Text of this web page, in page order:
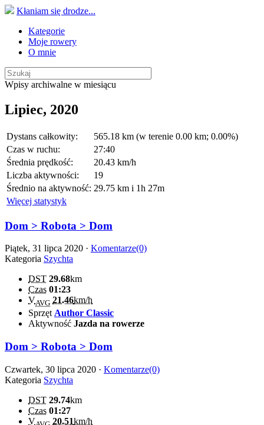
Kłaniam się drodze...
Kategorie
Moje rowery
O mnie
Wpisy archiwalne w miesiącu
Lipiec, 2020
Dystans całkowity:
565.18 km (w terenie 0.00 km; 0.00%)
Czas w ruchu:
27:40
Średnia prędkość:
20.43 km/h
Liczba aktywności:
19
Średnio na aktywność: 29.75 km i 1h 27m
Więcej statystyk
Dom > Robota > Dom
Piątek, 31 lipca 2020 · Komentarze(0)
Kategoria Szychta
DST 29.68km
Czas 01:23
VAVG 21.46km/h
SprzętAuthor Classic
Aktywność Jazda na rowerze
Dom > Robota > Dom
Czwartek, 30 lipca 2020 · Komentarze(0)
Kategoria Szychta
DST 29.74km
Czas 01:27
V
20.51km/h